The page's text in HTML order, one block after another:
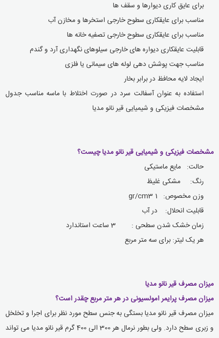
برای عایق کاری دیوارها و سقف ها
مناسب برای عایقکاری سطوح خارجی استخرها و مخازن آب
مناسب برای عایقکاری سطوح خارجی تصفیه خانه ها
قابلیت عایقکاری دیواره های خارجی سیلوهای نگهداری آرد و گندم
مناسب جهت پوشش دهی لوله های سیمانی یا فلزی
ایجاد لایه محافظ در برابر بخار
استفاده به عنوان آسفالت سرد در صورت اختلاط با ماسه مناسب جدول
مشخصات فیزیکی و شیمیایی قیر نانو مدیا
مشخصات فیزیکی و شیمیایی قیر نانو مدیا چیست؟
حالت: مایع ماستیکی
رنگ: مشکی غلیظ
وزن مخصوص: 1
قابلیت انحلال: در آب
زمان خشک شدن سطحی : 3 ساعت استاندارد
هر یک لیتر: برای سه متر مربع
میزان مصرف قیر نانو مدیا
میزان مصرف پرایمر امولسیونی در هر متر مربع چقدر است؟
میزان مصرف قیر نانو مدیا بستگی به جنس سطح مورد نظر برای اجرا و تخلخل
و زبری سطح دارد. ولی بطور نرمال هر 300 الی 400 گرم قیر نانو مدیا می تواند